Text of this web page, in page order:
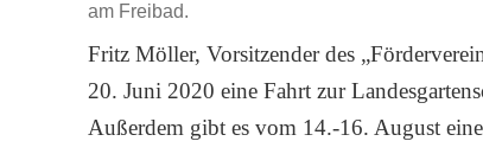
am Freibad.
Fritz Möller, Vorsitzender des
20. Juni 2020 eine Fahrt zur
Außerdem gibt es vom 14.-16. August